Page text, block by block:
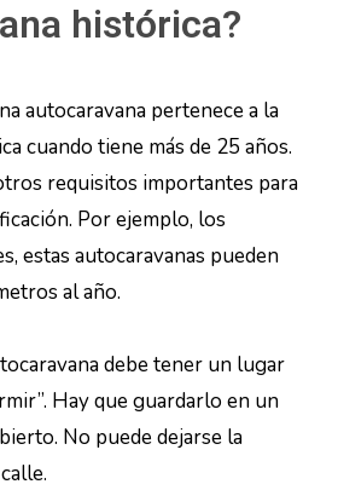
histórica?
autocaravana pertenece a la
cuando tiene más de 25 años.
requisitos importantes para
Por ejemplo, los
estas autocaravanas pueden
al año.
debe tener un lugar
Hay que guardarlo en un
No puede dejarse la